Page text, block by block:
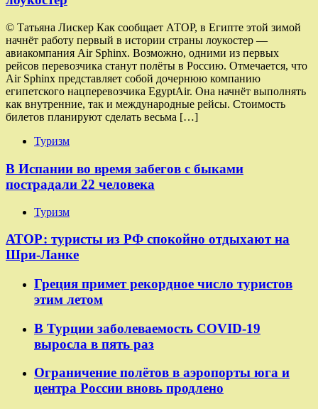
© Татьяна Лискер Как сообщает АТОР, в Египте этой зимой
начнёт работу первый в истории страны лоукостер —
авиакомпания Air Sphinx. Возможно, одними из первых
рейсов перевозчика станут полёты в Россию. Отмечается, что
Air Sphinx представляет собой дочернюю компанию
египетского нацперевозчика EgyptAir. Она начнёт выполнять
как внутренние, так и международные рейсы. Стоимость
билетов планируют сделать весьма […]
Туризм
В Испании во время забегов с быками
пострадали 22 человека
Туризм
АТОР: туристы из РФ спокойно отдыхают на
Шри-Ланке
Греция примет рекордное число туристов
этим летом
В Турции заболеваемость COVID-19
выросла в пять раз
Ограничение полётов в аэропорты юга и
центра России вновь продлено